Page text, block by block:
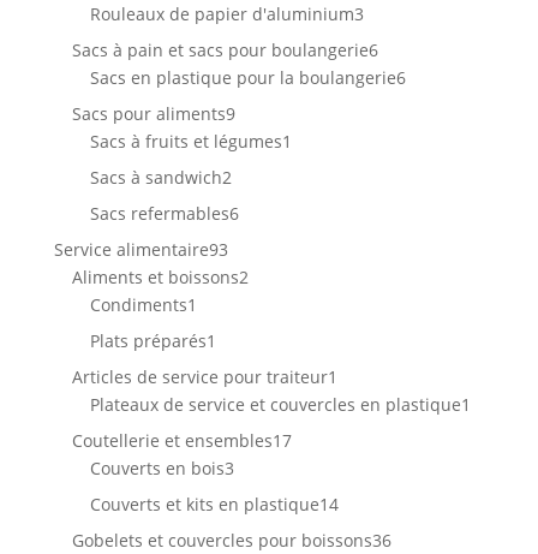
produits
Rouleaux de papier d'aluminium33
produits
Sacs à pain et sacs pour boulangerie66
produits
Sacs en plastique pour la boulangerie66
Sacs pour aliments99
produits
Sacs à fruits et légumes1
Sacs à sandwich22
produits
Sacs refermables66
Service alimentaire9393
produits
Aliments et boissons22
Condiments1
produit
Plats préparés1
produit
Articles de service pour traiteur1
produit
Plateaux de service et couvercles en plastique1
Coutellerie et ensembles1717
Couverts en bois33
produits
Couverts et kits en plastique1414
produits
Gobelets et couvercles pour boissons3636